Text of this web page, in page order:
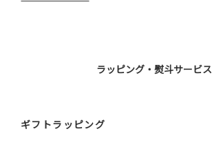
ラッピング・熨斗サービス
ギフトラッピング